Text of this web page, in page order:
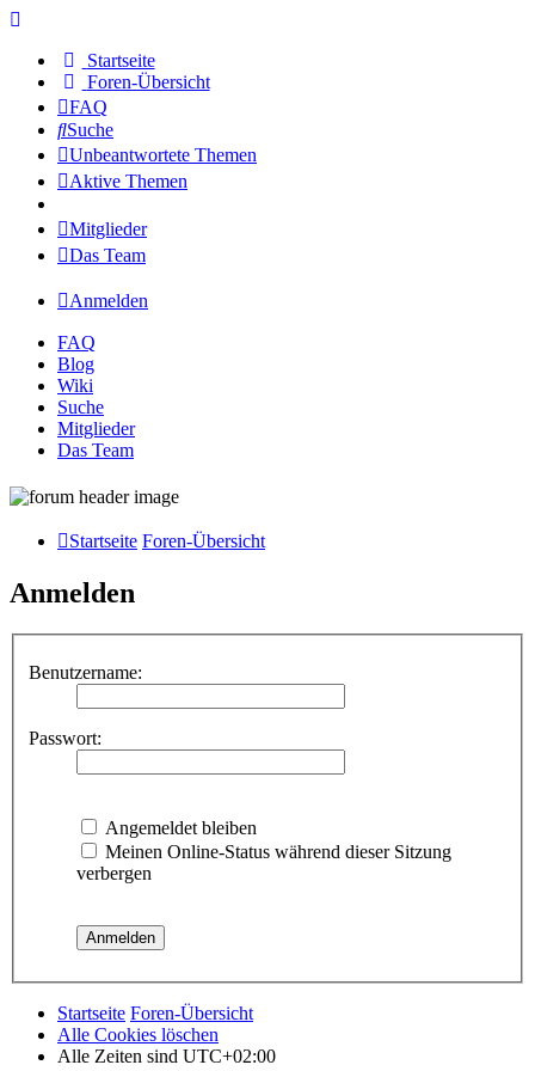
Startseite
Foren-Übersicht
FAQ
Suche
Unbeantwortete Themen
Aktive Themen
Mitglieder
Das Team
Anmelden
FAQ
Blog
Wiki
Suche
Mitglieder
Das Team
Startseite Foren-Übersicht
Anmelden
Benutzername:
Passwort:
Angemeldet bleiben
Meinen Online-Status während dieser Sitzung
verbergen
Startseite Foren-Übersicht
Alle Cookies löschen
Alle Zeiten sind UTC+02:00